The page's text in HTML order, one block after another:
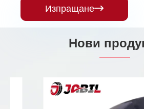
Изпращане
Нови